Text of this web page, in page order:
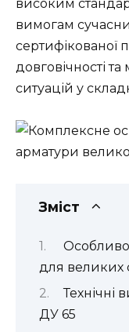
високим
вимогам
сертифікованої
довговічності та
ситуацій у
Зміст
для великих
Технічні
ДУ 65